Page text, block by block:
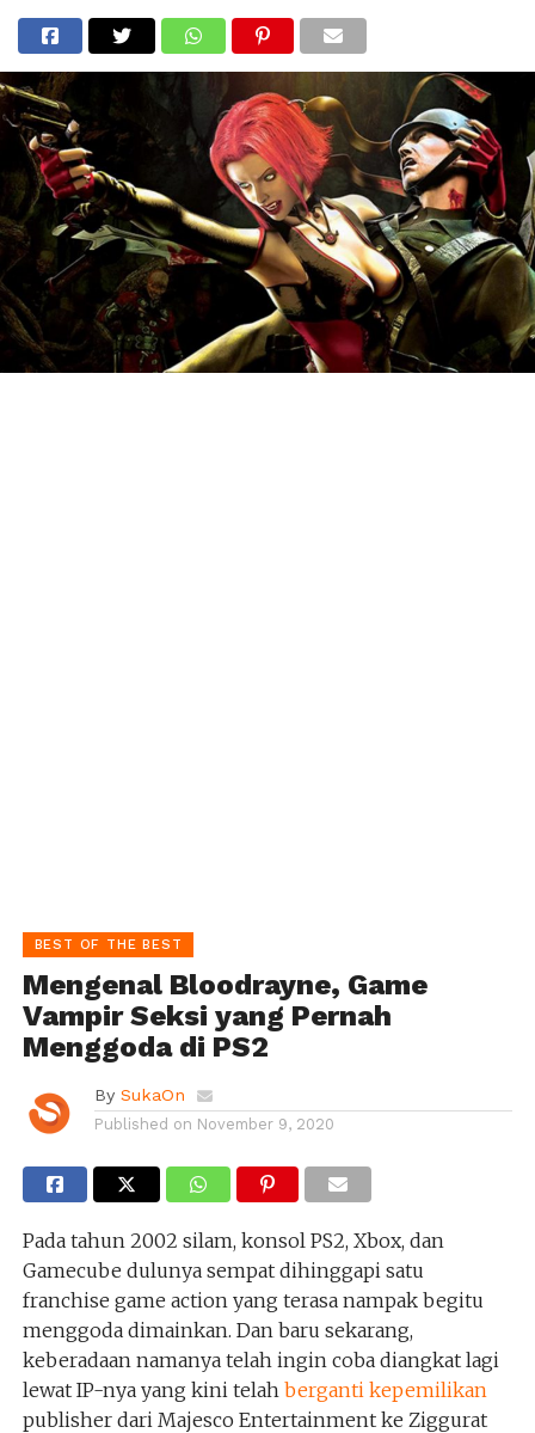
BEST OF THE BEST
Mengenal Bloodrayne, Game
Vampir Seksi yang Pernah
Menggoda di PS2
By SukaOn
Published on November 9, 2020
Pada tahun 2002 silam, konsol PS2, Xbox, dan
Gamecube dulunya sempat dihinggapi satu
franchise game action yang terasa nampak begitu
menggoda dimainkan. Dan baru sekarang,
keberadaan namanya telah ingin coba diangkat lagi
lewat IP-nya yang kini telah berganti kepemilikan
publisher dari Majesco Entertainment ke Ziggurat